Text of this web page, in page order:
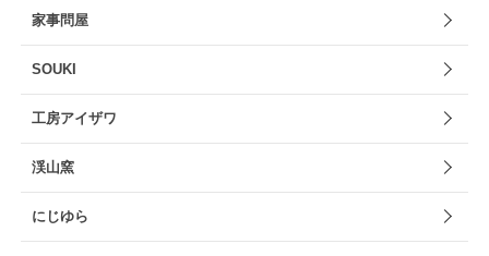
家事問屋
SOUKI
工房アイザワ
渓山窯
にじゆら